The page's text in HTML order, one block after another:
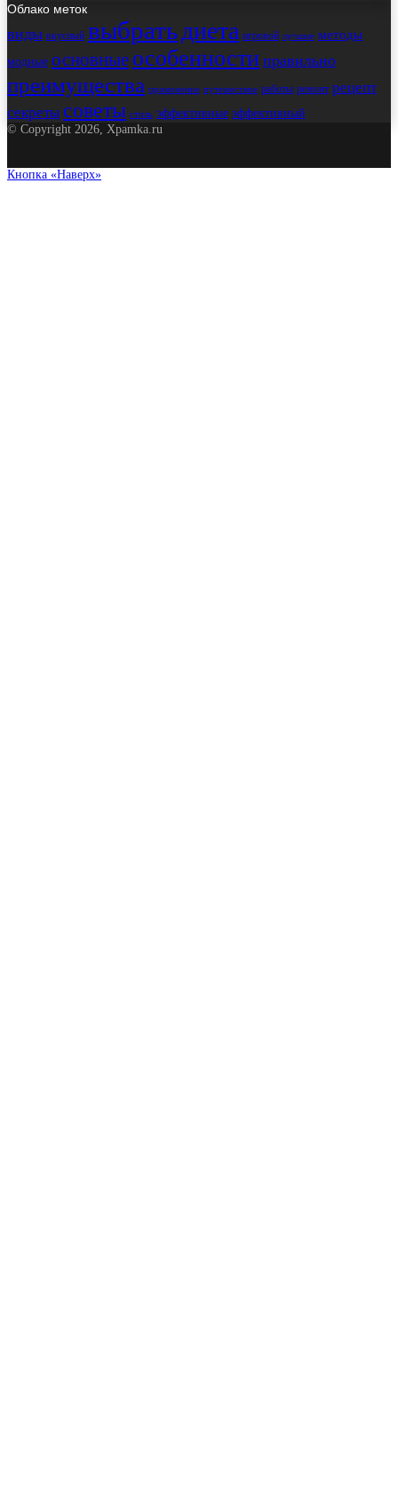
Облако меток
виды вкусный выбратьдиета игровой лучшие методы
модные основные особенности правильно
преимущества применение путешествие работы ремонт рецепт
секреты советы стиль эффективные эффективный
© Copyright 2026, Xpamka.ru
Кнопка «Наверх»